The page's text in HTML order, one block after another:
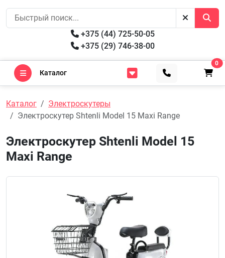
+375 (44) 725-50-05
+375 (29) 746-38-00
Каталог
0
Каталог
Электроскутеры
Электроскутер Shtenli Model 15 Maxi Range
Электроскутер Shtenli Model 15
Maxi Range